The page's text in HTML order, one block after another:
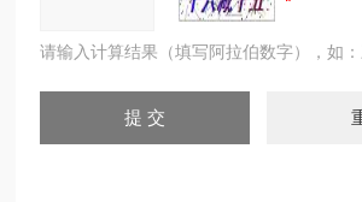
请输入计算结果（填写阿拉伯数字），如